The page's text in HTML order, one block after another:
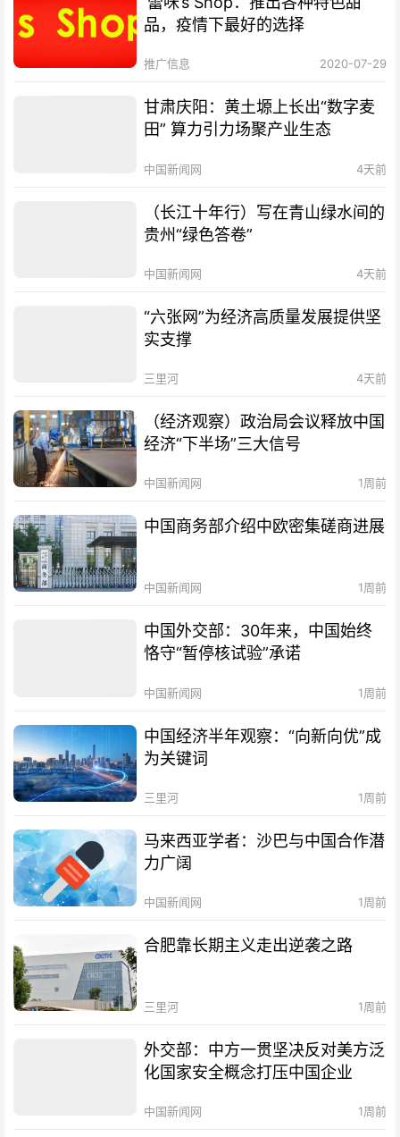
品，疫情下最好的选择
推广信息 2020-07-29
甘肃庆阳：黄土塬上长出“数字麦
田” 算力引力场聚产业生态
中国新闻网 4天前
（长江十年行）写在青山绿水间的
贵州“绿色答卷”
中国新闻网 4天前
“六张网”为经济高质量发展提供坚
实支撑
三里河 4天前
（经济观察）政治局会议释放中国
经济“下半场”三大信号
中国新闻网 1周前
中国商务部介绍中欧密集磋商进展
中国新闻网 1周前
中国外交部：30年来，中国始终
恪守“暂停核试验”承诺
中国新闻网 1周前
中国经济半年观察：“向新向优”成
为关键词
三里河 1周前
马来西亚学者：沙巴与中国合作潜
力广阔
中国新闻网 1周前
合肥靠长期主义走出逆袭之路
三里河 1周前
外交部：中方一贯坚决反对美方泛
化国家安全概念打压中国企业
中国新闻网 1周前